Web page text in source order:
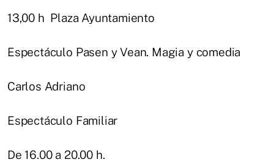
13,00 h Plaza Ayuntamiento
Espectáculo Pasen y Vean. Magia y comedia
Carlos Adriano
Espectáculo Familiar
De 16.00 a 20.00 h.